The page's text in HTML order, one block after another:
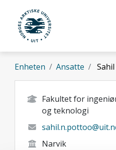
Gå til hovedinnhold
UiT Norges arktiske
Enheten Ansatte
Fakultet for
og teknologi
Narvik